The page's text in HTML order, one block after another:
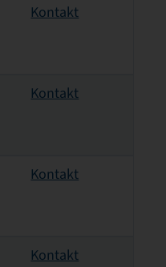
Kontakt
Kontakt
Kontakt
Kontakt